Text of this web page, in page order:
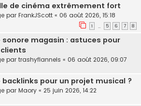
de cinéma extrêmement fort
par FrankJScott « 06 août 2026, 15:18
1 … 5 6 7 8
sonore magasin : astuces pour
par trashyflannels « 06 août 2026, 09:07
backlinks pour un projet musical ?
par Maory « 25 juin 2026, 14:22